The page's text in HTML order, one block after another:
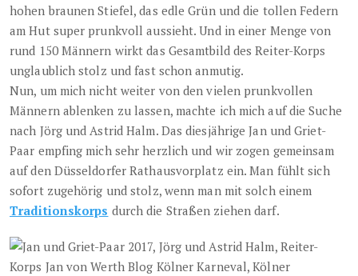
hohen braunen Stiefel, das edle Grün und die tollen Federn
am Hut super prunkvoll aussieht. Und in einer Menge von
rund 150 Männern wirkt das Gesamtbild des Reiter-Korps
unglaublich stolz und fast schon anmutig.
Nun, um mich nicht weiter von den vielen prunkvollen
Männern ablenken zu lassen, machte ich mich auf die Suche
nach Jörg und Astrid Halm. Das diesjährige Jan und Griet-
Paar empfing mich sehr herzlich und wir zogen gemeinsam
auf den Düsseldorfer Rathausvorplatz ein. Man fühlt sich
sofort zugehörig und stolz, wenn man mit solch einem
Traditionskorps durch die Straßen ziehen darf.